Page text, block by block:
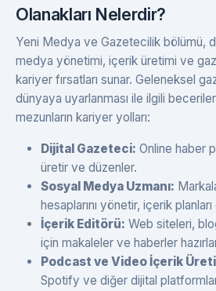
Olanakları Nelerdir?
Yeni Medya ve Gazetecilik bölümü,
medya yönetimi, içerik üretimi ve
kariyer fırsatları sunar. Geleneksel
dünyaya uyarlanması ile ilgili beceriler
mezunların kariyer yolları:
Dijital Gazeteci: Online haber
üretir ve düzenler.
Sosyal Medya Uzmanı:
hesaplarını yönetir, içerik
İçerik Editörü: Web siteleri,
için makaleler ve haberler
Podcast ve Video İçerik
Spotify ve diğer dijital